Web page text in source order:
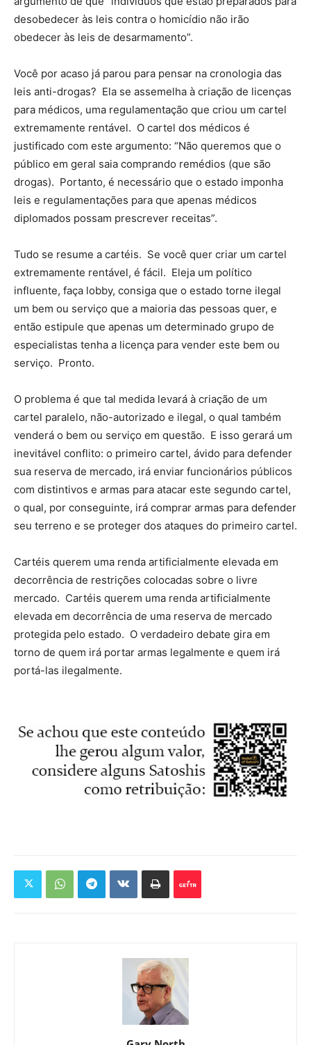
desobedecer às leis contra o homicídio não irão
obedecer às leis de desarmamento”.
Você por acaso já parou para pensar na cronologia das
leis anti-drogas? Ela se assemelha à criação de licenças
para médicos, uma regulamentação que criou um cartel
extremamente rentável. O cartel dos médicos é
justificado com este argumento: “Não queremos que o
público em geral saia comprando remédios (que são
drogas). Portanto, é necessário que o estado imponha
leis e regulamentações para que apenas médicos
diplomados possam prescrever receitas”.
Tudo se resume a cartéis. Se você quer criar um cartel
extremamente rentável, é fácil. Eleja um político
influente, faça lobby, consiga que o estado torne ilegal
um bem ou serviço que a maioria das pessoas quer, e
então estipule que apenas um determinado grupo de
especialistas tenha a licença para vender este bem ou
serviço. Pronto.
O problema é que tal medida levará à criação de um
cartel paralelo, não-autorizado e ilegal, o qual também
venderá o bem ou serviço em questão. E isso gerará um
inevitável conflito: o primeiro cartel, ávido para defender
sua reserva de mercado, irá enviar funcionários públicos
com distintivos e armas para atacar este segundo cartel,
o qual, por conseguinte, irá comprar armas para defender
seu terreno e se proteger dos ataques do primeiro cartel.
Cartéis querem uma renda artificialmente elevada em
decorrência de restrições colocadas sobre o livre
mercado. Cartéis querem uma renda artificialmente
elevada em decorrência de uma reserva de mercado
protegida pelo estado. O verdadeiro debate gira em
torno de quem irá portar armas legalmente e quem irá
portá-las ilegalmente.